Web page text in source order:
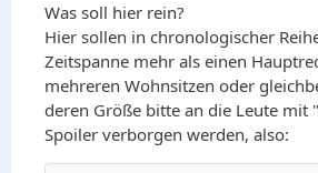
Was soll hier rein?
Hier sollen in chronologischer
Zeitspanne mehr als einen
mehreren Wohnsitzen oder
deren Größe bitte an die Leute mit
Spoiler verborgen werden, also: